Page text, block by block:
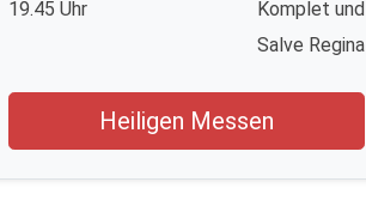
19.45 Uhr
Komplet und
Salve Regina
Heiligen Messen